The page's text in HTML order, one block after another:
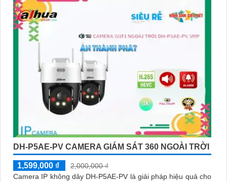
DH-P5AE-PV CAMERA GIÁM SÁT 360 NGOÀI TRỜI
1,599,000 ₫
2,000,000 ₫
Camera IP không dây DH-P5AE-PV là giải pháp hiệu quả cho